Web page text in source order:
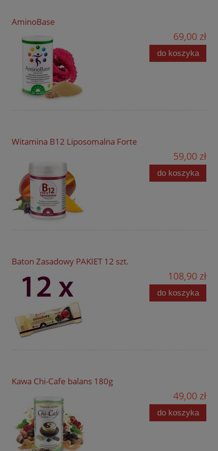
AminoBase
69,00 zł
do koszyka
Witamina B12 Liposomalna Forte
59,00 zł
do koszyka
Baton Zasadowy PAKIET 12 szt.
108,90 zł
do koszyka
Kawa Chi-Cafe balans 180g
49,00 zł
do koszyka